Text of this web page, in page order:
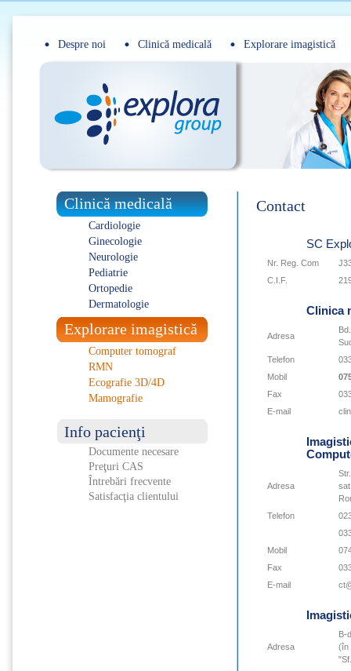
Despre noi Clinică medicală Explorare imagistică
Clinică medicală
Cardiologie
Ginecologie
Neurologie
Pediatrie
Ortopedie
Dermatologie
Explorare imagistică
Computer tomograf
RMN
Ecografie 3D/4D
Mamografie
Info pacienţi
Documente necesare
Preţuri CAS
Întrebări frecvente
Satisfacţia clientului
Contact
SC
Nr. Reg. Com
C.I.F.
Clinica
Adresa
Telefon
Mobil
Fax
E-mail
Adresa
Telefon
Mobil
Fax
E-mail
Adresa
B-
(în